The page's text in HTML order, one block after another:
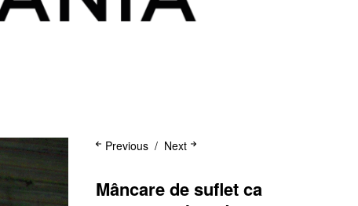
Next
Previous
Mâncare de suflet ca